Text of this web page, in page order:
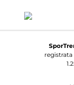
registrata